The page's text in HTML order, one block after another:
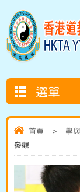
選單
首頁 > 學
參觀